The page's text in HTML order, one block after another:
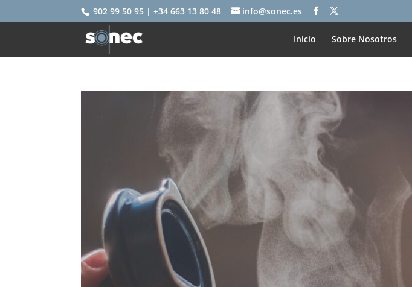
902 99 50 95 | +34 663 13 80 48 info@sonec.es
Inicio Sobre Nosotros